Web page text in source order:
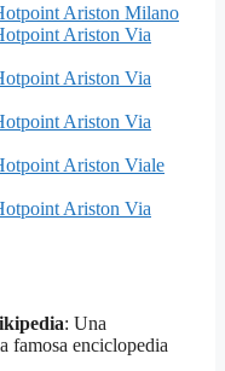
Ariston Milano
Ariston Via
Ariston Via
Ariston Via
Ariston Viale
Ariston Via
: Una
famosa enciclopedia